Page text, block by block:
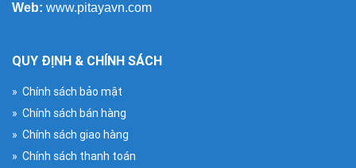
Web: www.pitayavn.com
QUY ĐỊNH & CHÍNH SÁCH
» Chính sách bảo mật
» Chính sách bán hàng
» Chính sách giao hàng
» Chính sách thanh toán